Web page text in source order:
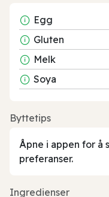
Egg
Gluten
Melk
Soya
Byttetips
Åpne i appen for å
preferanser.
Ingredienser